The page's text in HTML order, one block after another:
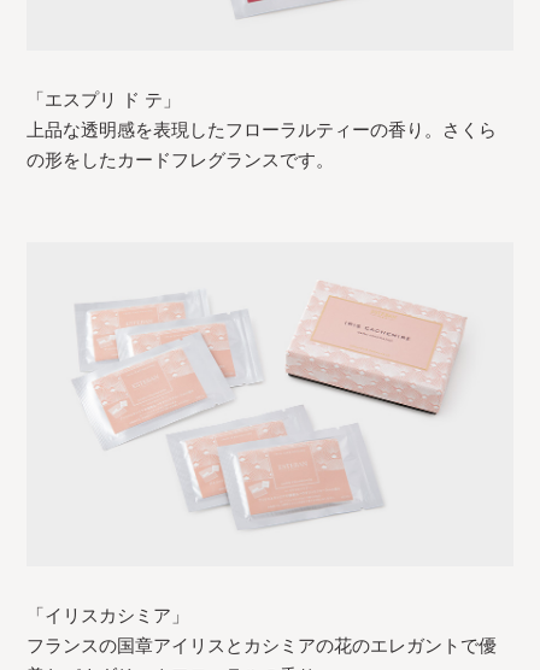
「エスプリ ド テ」
上品な透明感を表現したフローラルティーの香り。さくら
の形をしたカードフレグランスです。
「イリスカシミア」
フランスの国章アイリスとカシミアの花のエレガントで優